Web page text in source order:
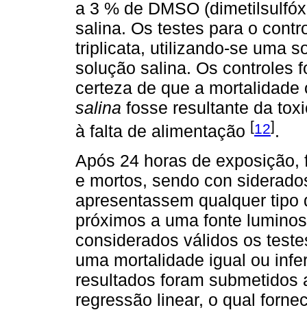
a 3 % de DMSO
salina. Os testes para o
triplicata, utilizando-se uma
solução salina. Os controles
certeza de que a
salina fosse resultante da
à falta de alimentação [12].
Após 24 horas de
e mortos, sendo con
apresentassem qualquer
próximos a uma fonte
considerados válidos os
uma mortalidade igual ou
resultados foram
regressão linear, o qual